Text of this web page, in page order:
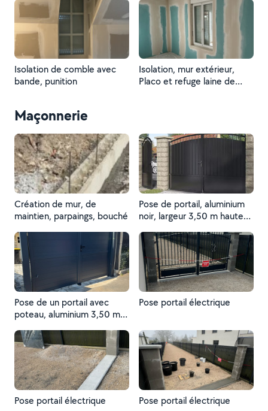
Isolation de comble avec
bande, punition
Isolation, mur extérieur,
Placo et refuge laine de
Maçonnerie
Création de mur, de
maintien, parpaings, bouché
Pose de portail, aluminium
noir, largeur 3,50 m hauteur
Pose de un portail avec
poteau, aluminium 3,50 m
Pose portail électrique
Pose portail électrique Pose portail électrique